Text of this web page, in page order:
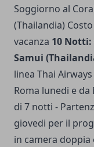
Soggiorno al
(Thailandia)
vacanza 10 Notti:
Samui
linea Thai
Roma lunedi e
di 7 notti -
giovedi per il
in camera